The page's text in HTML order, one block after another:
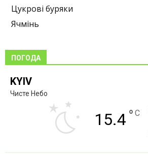
Цукрові буряки
Ячмінь
ПОГОДА
KYIV
Чисте Небо
15.4 ° C